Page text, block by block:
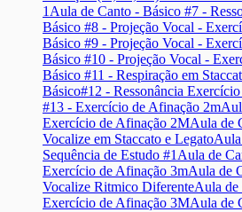
1 Aula de Canto - Básico #7 -
Básico #8 - Projeção Vocal -
Básico #9 - Projeção Vocal -
Básico #10 - Projeção Vocal -
Básico #11 - Respiração em
Básico#12 - Ressonância
#13 - Exercício de Afinação 2m
Exercício de Afinação 2MAula de
Vocalize em Staccato e Legato
Sequência de Estudo #1 Aula de
Exercício de Afinação 3mAula de
Vocalize Ritmico DiferenteAula de
Exercício de Afinação 3MAula de